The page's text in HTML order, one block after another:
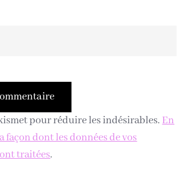
pour réduire les indésirables. En
façon dont les données de vos
traitées.